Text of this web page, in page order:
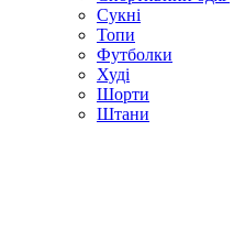
Сукні
Топи
Футболки
Худі
Шорти
Штани